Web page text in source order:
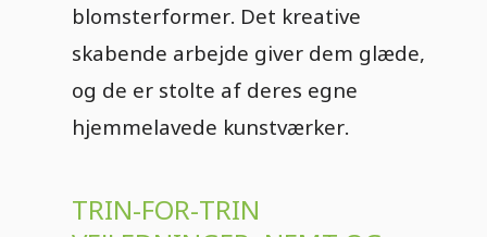
blomsterformer. Det kreative
skabende arbejde giver dem glæde,
og de er stolte af deres egne
hjemmelavede kunstværker.
TRIN-FOR-TRIN